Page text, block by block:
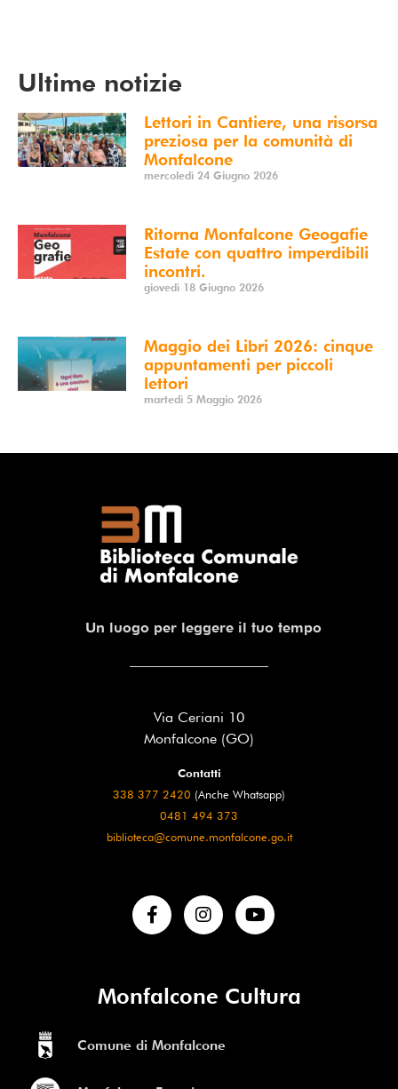
Ultime notizie
Lettori in Cantiere, una risorsa
preziosa per la comunità di
Monfalcone
mercoledì 24 Giugno 2026
Ritorna Monfalcone Geogafie
Estate con quattro imperdibili
incontri.
giovedì 18 Giugno 2026
Maggio dei Libri 2026: cinque
appuntamenti per piccoli
lettori
martedì 5 Maggio 2026
Un luogo per leggere il tuo tempo
Via Ceriani 10
Monfalcone (GO)
Contatti
338 377 2420 (Anche Whatsapp)
0481 494 373
biblioteca@comune.monfalcone.go.it
Monfalcone Cultura
Comune di Monfalcone